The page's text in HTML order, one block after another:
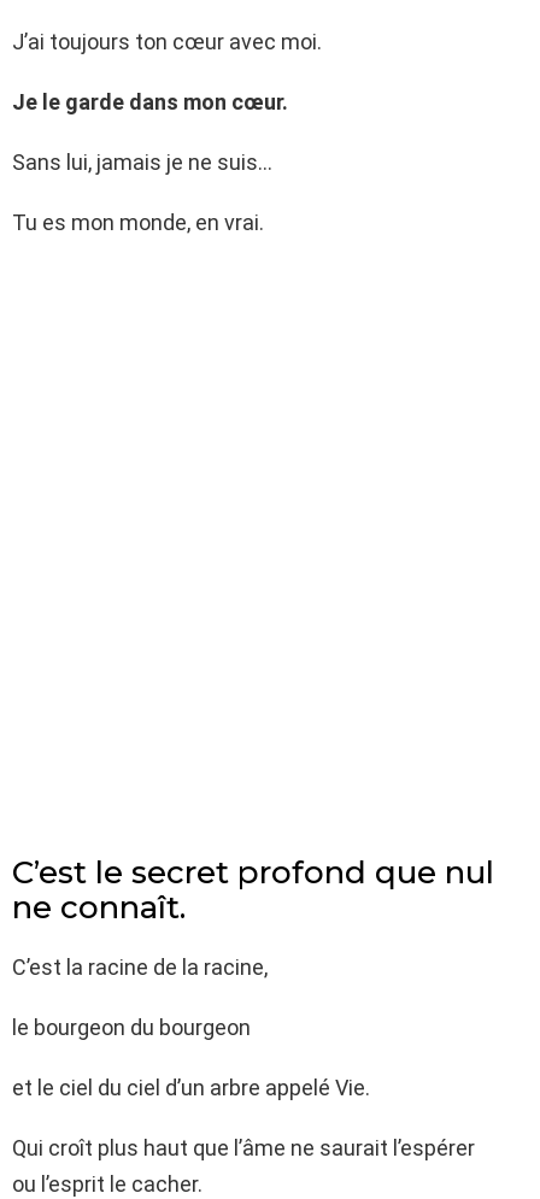
J’ai toujours ton cœur avec moi.
Je le garde dans mon cœur.
Sans lui, jamais je ne suis…
Tu es mon monde, en vrai.
C’est le secret profond que nul
ne connaît.
C’est la racine de la racine,
le bourgeon du bourgeon
et le ciel du ciel d’un arbre appelé Vie.
Qui croît plus haut que l’âme ne saurait l’espérer
ou l’esprit le cacher.